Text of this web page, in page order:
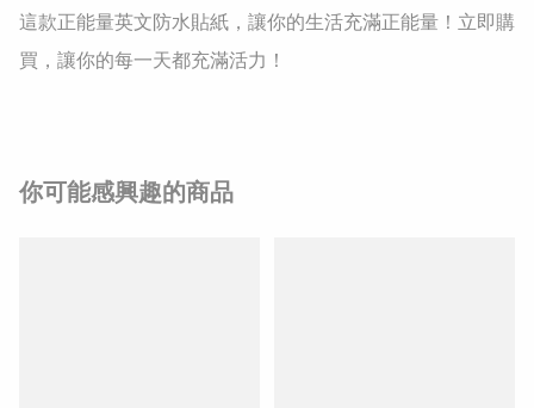
這款正能量英文防水貼紙，讓你的生活充滿正能量！立即購
買，讓你的每一天都充滿活力！
你可能感興趣的商品